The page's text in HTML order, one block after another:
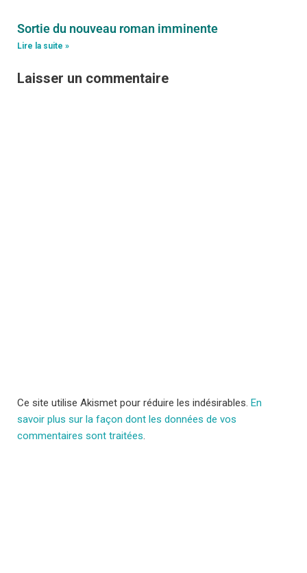
Sortie du nouveau roman imminente
Lire la suite »
Laisser un commentaire
Ce site utilise Akismet pour réduire les indésirables. En
savoir plus sur la façon dont les données de vos
commentaires sont traitées.